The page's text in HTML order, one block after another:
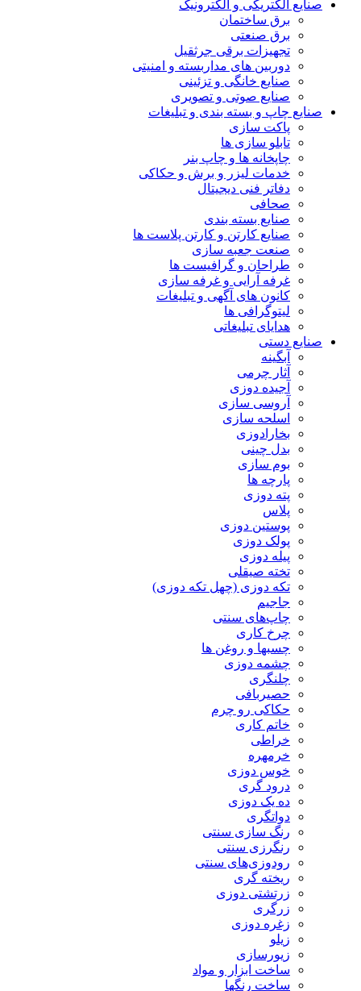
صنایع الکتریکی و الکترونیک
برق ساختمان
برق صنعتی
تجهیزات برقی جرثقیل
دوربین های مداربسته و امنیتی
صنایع خانگی و تزئینی
صنایع صوتی و تصویری
صنایع چاپ و بسته بندی و تبلیغات
پاکت سازی
تابلو سازی ها
چاپخانه ها و چاپ بنر
خدمات لیزر و برش و حکاکی
دفاتر فنی دیجیتال
صحافی
صنایع بسته بندی
صنایع کارتن و کارتن پلاست ها
صنعت جعبه سازی
طراحان و گرافیست ها
غرفه آرایی و غرفه سازی
کانون های آگهی و تبلیغات
لیتوگرافی ها
هدایای تبلیغاتی
صنایع دستی
آبگینه
آثار چرمی
آجیده دوزی
آروسی سازی
اسلحه سازی
بخارادوزی
بدل چینی
بوم سازی
پارچه ها
پته دوزی
پلاس
پوستین دوزی
پولک دوزی
پیله دوزی
تخته صیقلی
تکه دوزی (چهل تکه دوزی)
جاجیم
چاپ‌های سنتی
چرخ کاری
چسبها و روغن ها
چشمه دوزی
چلنگری
حصیربافی
حکاکی رو چرم
خاتم کاری
خراطی
خرمهره
خوس دوزی
درود گری
ده یک دوزی
دواتگری
رنگ سازی سنتی
رنگرزی سنتی
رودوزی‌های سنتی
ریخته گری
زرتشتی دوزی
زرگری
زغره دوزی
زیلو
زیورسازی
ساخت ابزار و مواد
ساخت رنگها